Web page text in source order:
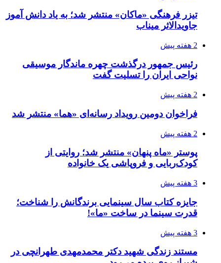
تیزر فرهنگی «ماکان» منتشر شد؛ به یاد دانش آموز
جاویدالاثر میناب
2 هفته پیش
رئیس جمهور درگذشت چهره ماندگار موسیقی
نواحی ایران را تسلیت گفت
2 هفته پیش
فراخوان دومین رویداد رسانه‌ای «هما» منتشر شد
2 هفته پیش
پوستر «ماه پنهان» منتشر شد؛ روایتی از
کودک‌ربایی و فروپاشی یک خانواده
3 هفته پیش
جایزه کتاب سال سینمایی برندگانش را شناخت؛
قدرت سینما در ساخت «ما»!
3 هفته پیش
مستند زندگی شهید دکتر محمدمهدی طهرانچی در